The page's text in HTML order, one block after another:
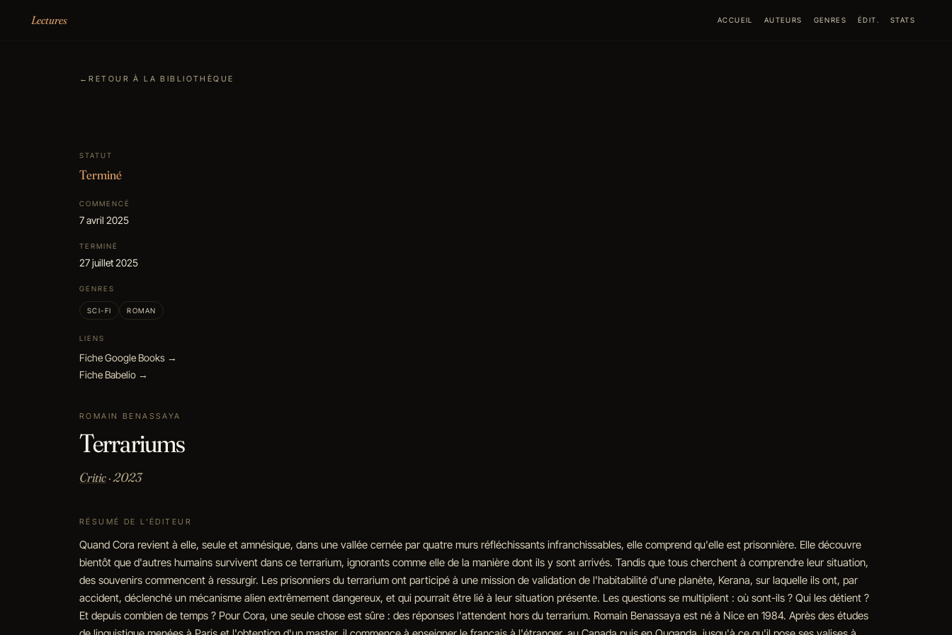
Lectures
ACCUEIL AUTEURS GENRES ÉDIT. STATS
←RETOUR À LA BIBLIOTHÈQUE
STATUT
Terminé
COMMENCÉ
7 avril 2025
TERMINÉ
27 juillet 2025
GENRES
SCI-FI ROMAN
LIENS
Fiche Google Books →
Fiche Babelio →
ROMAIN BENASSAYA
Terrariums
Critic· 2023
RÉSUMÉ DE L'ÉDITEUR
Quand Cora revient à elle, seule et amnésique, dans une vallée cernée par quatre murs réfléchissants infranchissables, elle comprend qu'elle est prisonnière. Elle découvre
bientôt que d'autres humains survivent dans ce terrarium, ignorants comme elle de la manière dont ils y sont arrivés. Tandis que tous cherchent à comprendre leur situation,
des souvenirs commencent à ressurgir. Les prisonniers du terrarium ont participé à une mission de validation de l'habitabilité d'une planète, Kerana, sur laquelle ils ont, par
accident, déclenché un mécanisme alien extrêmement dangereux, et qui pourrait être lié à leur situation présente. Les questions se multiplient : où sont-ils ? Qui les détient ?
Et depuis combien de temps ? Pour Cora, une seule chose est sûre : des réponses l'attendent hors du terrarium. Romain Benassaya est né à Nice en 1984. Après des études